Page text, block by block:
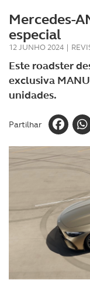
Mercedes-
especial
12 JUNHO 2024 |
Este roadster
exclusiva
unidades.
Partilhar